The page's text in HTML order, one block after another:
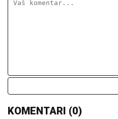
KOMENTARI (0)